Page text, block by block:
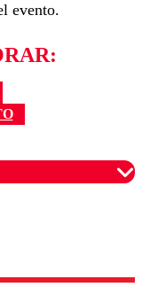
evento.
garantizar un